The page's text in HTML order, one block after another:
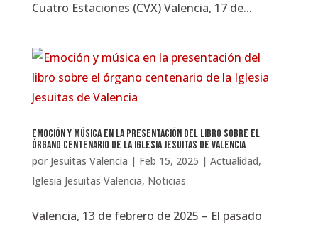
Cuatro Estaciones (CVX) Valencia, 17 de...
Emoción y música en la presentación del libro sobre el
órgano centenario de la Iglesia Jesuitas de Valencia
por Jesuitas Valencia | Feb 15, 2025 | Actualidad,
Iglesia Jesuitas Valencia, Noticias
Valencia, 13 de febrero de 2025 – El pasado